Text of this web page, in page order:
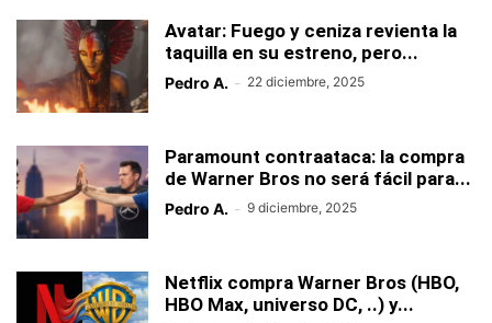
Avatar: Fuego y ceniza revienta la
taquilla en su estreno, pero...
Pedro A. - 22 diciembre, 2025
Paramount contraataca: la compra
de Warner Bros no será fácil para...
Pedro A. - 9 diciembre, 2025
Netflix compra Warner Bros (HBO,
HBO Max, universo DC, ..) y...